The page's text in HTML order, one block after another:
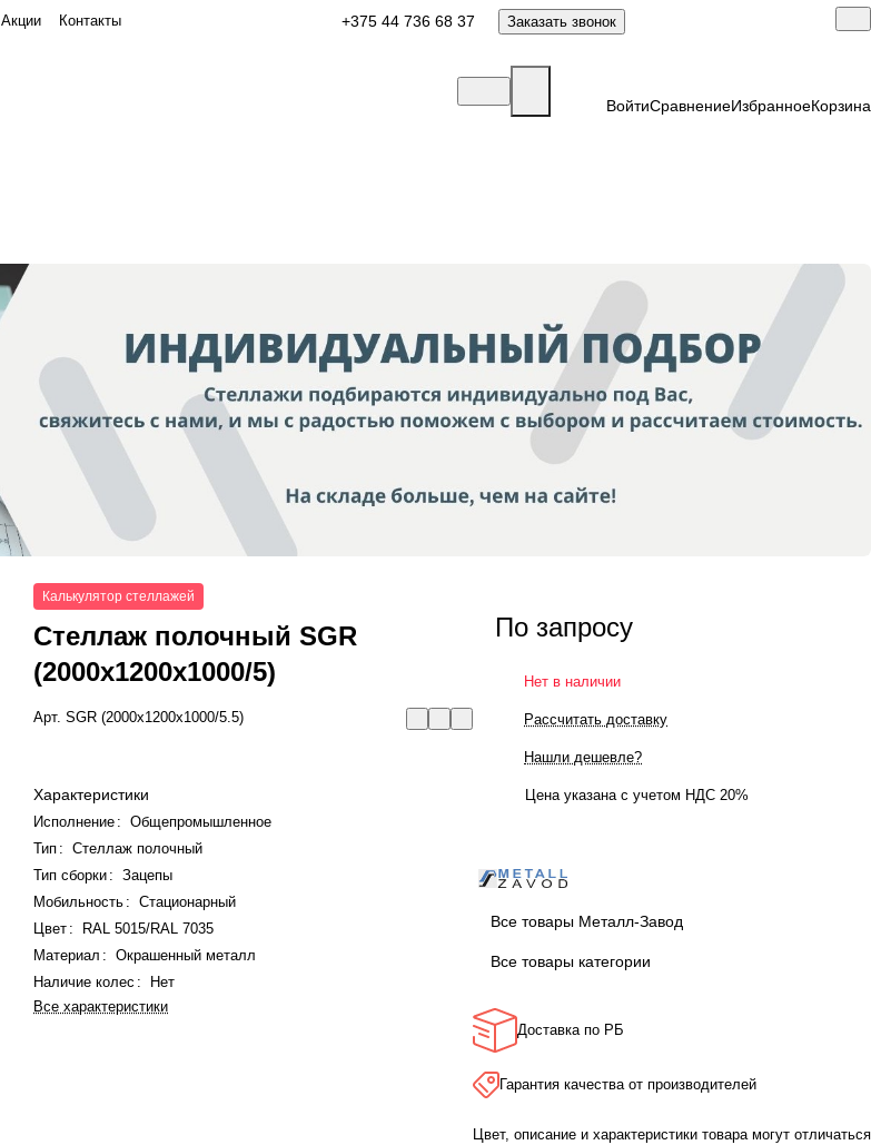
Акции Контакты +375 44 736 68 37 Заказать звонок
ВойтиСравнениеИзбранноеКорзина
Калькулятор стеллажей
Стеллаж полочный SGR
(2000x1200x1000/5)
Арт.SGR (2000x1200x1000/5.5)
Характеристики
Исполнение :
Общепромышленное
Тип :
Стеллаж полочный
Тип сборки:
Зацепы
Мобильность :
Стационарный
Цвет :
RAL 5015/RAL 7035
Материал :
Окрашенный металл
Наличие колес :
Нет
Все характеристики
По запросу
Нет в наличии
Рассчитать доставку
Нашли дешевле?
Цена указана с учетом НДС 20%
Все товары Металл-Завод
Все товары категории
Доставка по РБ
Гарантия качества от производителей
Цвет, описание и характеристики товара могут отличаться